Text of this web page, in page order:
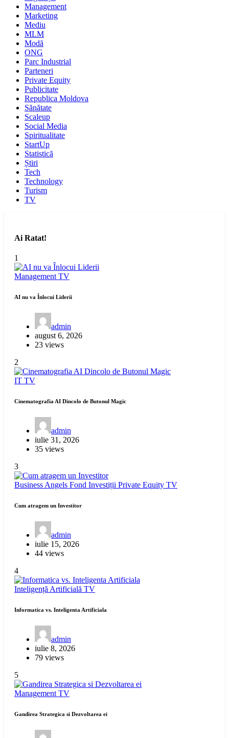
Management
Marketing
Mediu
MLM
Modă
ONG
Parc Industrial
Parteneri
Private Equity
Publicitate
Republica Moldova
Sănătate
Scaleup
Social Media
Spiritualitate
StartUp
Statistică
Știri
Tech
Technology
Turism
TV
Ai Ratat!
1
Management TV
AI nu va Înlocui Liderii
admin
august 6, 2026
23 views
2
IT TV
Cinematografia AI Dincolo de Butonul Magic
admin
iulie 31, 2026
35 views
3
Business Angels Fond Investiții Private Equity TV
Cum atragem un Investitor
admin
iulie 15, 2026
44 views
4
Inteligență Artificială TV
Informatica vs. Inteligenta Artificiala
admin
iulie 8, 2026
79 views
5
Management TV
Gandirea Strategica si Dezvoltarea ei